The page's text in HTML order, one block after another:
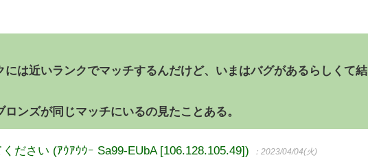
には近いランクでマッチするんだけど、いまはバグがあるらしくて結
ンズが同じマッチにいるの見たことある。
ださい (ｱｳｱｳｳｰ Sa99-EUbA [106.128.105.49]) ：2023/04/04(火)